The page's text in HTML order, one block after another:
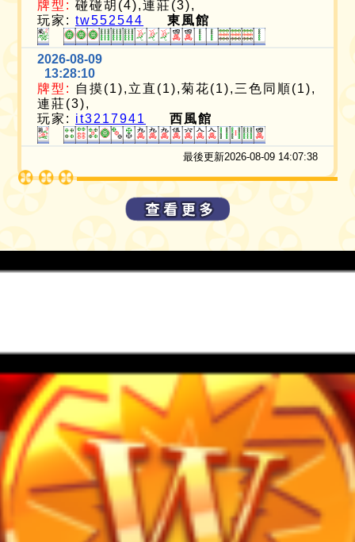
牌型: 碰碰胡(4),連莊(3),
玩家:tw552544 東風館
2026-08-09
13:28:10
牌型:
自摸(1),立直(1),菊花(1),三色同順(1),
連莊(3),
玩家: it3217941 西風館
最後更新2026-08-09 14:07:38